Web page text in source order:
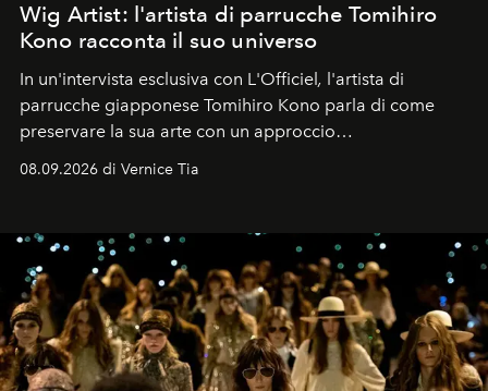
Wig Artist: l'artista di parrucche Tomihiro
Kono racconta il suo universo
In un'intervista esclusiva con L'Officiel, l'artista di
parrucche giapponese Tomihiro Kono parla di come
preservare la sua arte con un approccio
contemporaneo.
08.09.2026 di Vernice Tia